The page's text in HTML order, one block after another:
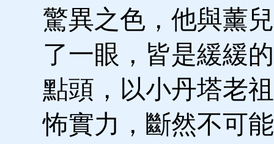
驚異之色，他與薰
了一眼，皆是緩緩
點頭，以小丹塔老
怖實力，斷然不可